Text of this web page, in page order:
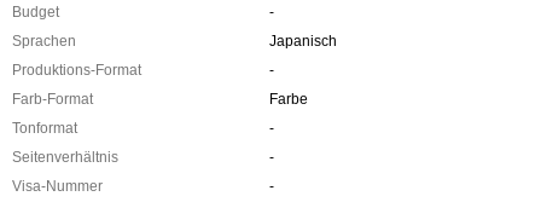
Budget
-
Sprachen
Japanisch
Produktions-Format
-
Farb-Format
Farbe
Tonformat
-
Seitenverhältnis
-
Visa-Nummer
-